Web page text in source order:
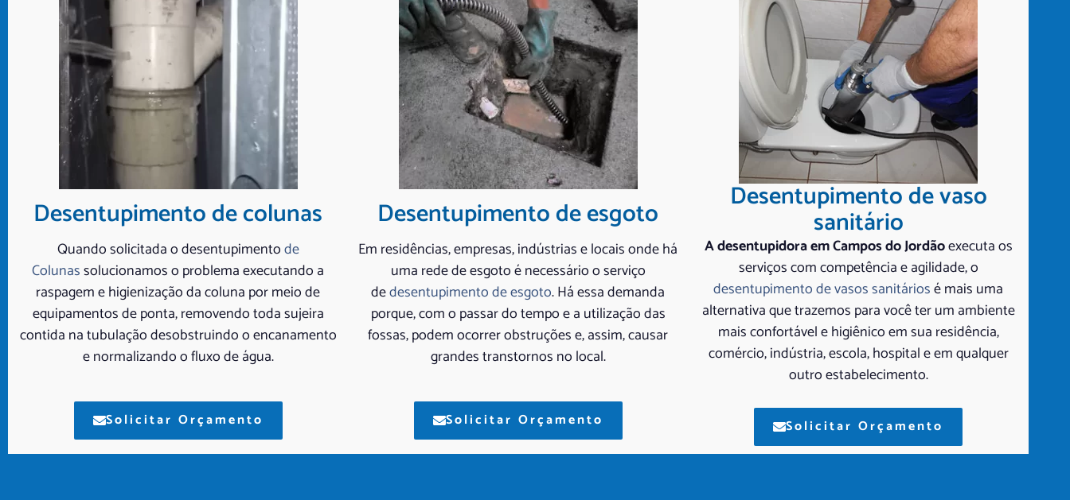
Desentupimento de colunas
Quando solicitada o desentupimentode
Colunassolucionamos o problema executando a
raspagem e higienização da coluna por meio de
equipamentos de ponta, removendo toda sujeira
contida na tubulação desobstruindo o encanamento
e normalizando o fluxo de água.
Solicitar Orçamento
Desentupimento de esgoto
Em residências, empresas, indústrias e locais onde há
uma rede de esgoto é necessário o serviço
dedesentupimento de esgoto. Há essa demanda
porque, com o passar do tempo e a utilização das
fossas, podem ocorrer obstruções e, assim, causar
grandes transtornos no local.
Solicitar Orçamento
Desentupimento de vaso
sanitário
A desentupidora em Campos do Jordãoexecuta os
serviços com competência e agilidade, o
desentupimento de vasos sanitáriosé mais uma
alternativa que trazemos para você ter um ambiente
mais confortável e higiênico em sua residência,
comércio, indústria, escola, hospital e em qualquer
outro estabelecimento.
Solicitar Orçamento